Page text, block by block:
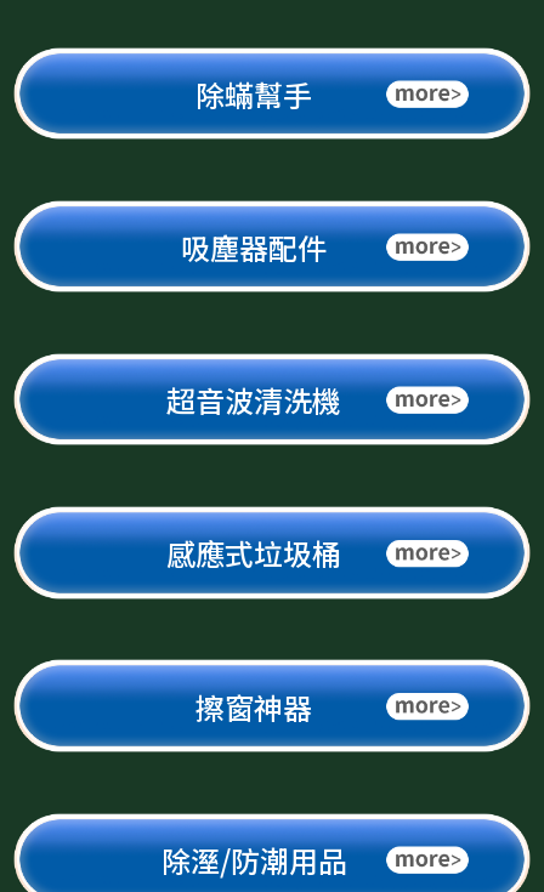
除蟎幫手
吸塵器配件
超音波清洗機
感應式垃圾桶
擦窗神器
除溼/防潮用品